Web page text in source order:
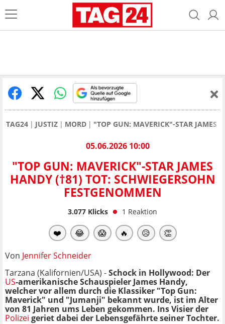
TAG24 JUSTIZ MORD "TOP GUN: MAVERICK"-STAR JAMES
05.06.2026 10:00
"TOP GUN: MAVERICK"-STAR JAMES
HANDY (†81) TOT: SCHWIEGERSOHN
FESTGENOMMEN
3.077 Klicks 1 Reaktion
❤️ 😂 😱 🔥 😥 👏
Von Jennifer Schneider
Tarzana (Kalifornien/USA) -Schock in Hollywood: Der
US-amerikanische Schauspieler James Handy,
welcher vor allem durch die Klassiker "Top Gun:
Maverick" und "Jumanji" bekannt wurde, ist im Alter
von 81 Jahren ums Leben gekommen. Ins Visier der
Polizei geriet dabei der Lebensgefährte seiner Tochter.